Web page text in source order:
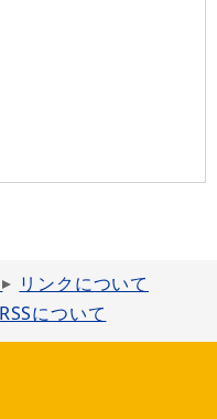
リンクについて
RSSについて